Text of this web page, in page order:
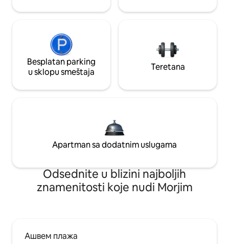
Besplatan parking
u sklopu smeštaja
Teretana
Apartman sa dodatnim uslugama
Odsednite u blizini najboljih
znamenitosti koje nudi Morjim
Ашвем плажа